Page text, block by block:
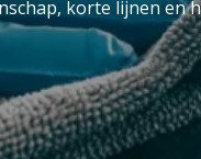
korte lijnen